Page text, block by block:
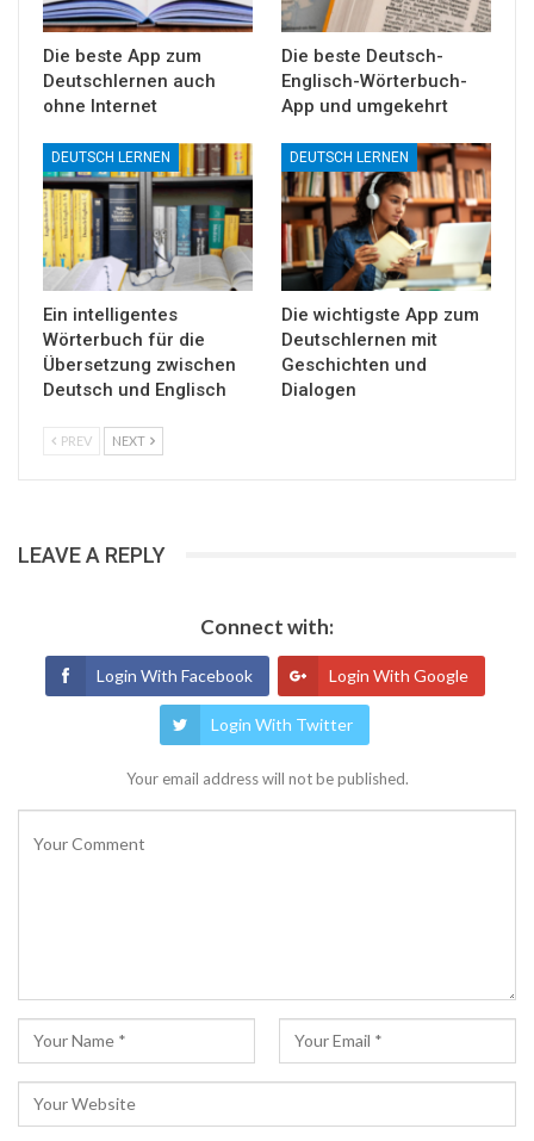
Die beste App zum
Deutschlernen auch
ohne Internet
Die beste Deutsch-
Englisch-Wörterbuch-
App und umgekehrt
DEUTSCH LERNEN
Ein intelligentes
Wörterbuch für die
Übersetzung zwischen
Deutsch und Englisch
DEUTSCH LERNEN
Die wichtigste App zum
Deutschlernen mit
Geschichten und
Dialogen
PREV NEXT
LEAVE A REPLY
Connect with:
Login With Facebook Login With Google
Login With Twitter
Your email address will not be published.